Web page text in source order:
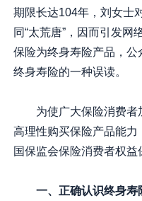
期限长达104年，刘女士
同“太荒唐”，因而引发网
保险为终身寿险产品，公
终身寿险的一种误读。
为使广大保险消费者
高理性购买保险产品能力
国保监会保险消费者权益
一、正确认识终身寿